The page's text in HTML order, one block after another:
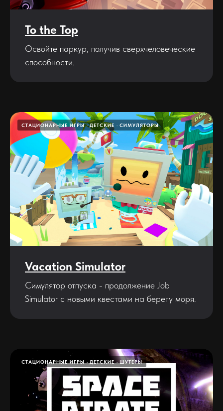
To the Top
Освойте паркур, получив сверхчеловеческие
способности.
СТАЦИОНАРНЫЕ ИГРЫ ДЕТСКИЕ СИМУЛЯТОРЫ
Vacation Simulator
Симулятор отпуска - продолжение Job
Simulator с новыми квестами на берегу моря.
СТАЦИОНАРНЫЕ ИГРЫ ДЕТСКИЕ ШУТЕРЫ